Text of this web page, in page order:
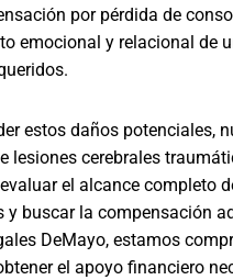
por pérdida de
emocional y relacional de
estos daños potenciales,
lesiones cerebrales
el alcance completo
y buscar la compensación
DeMayo, estamos
el apoyo financiero